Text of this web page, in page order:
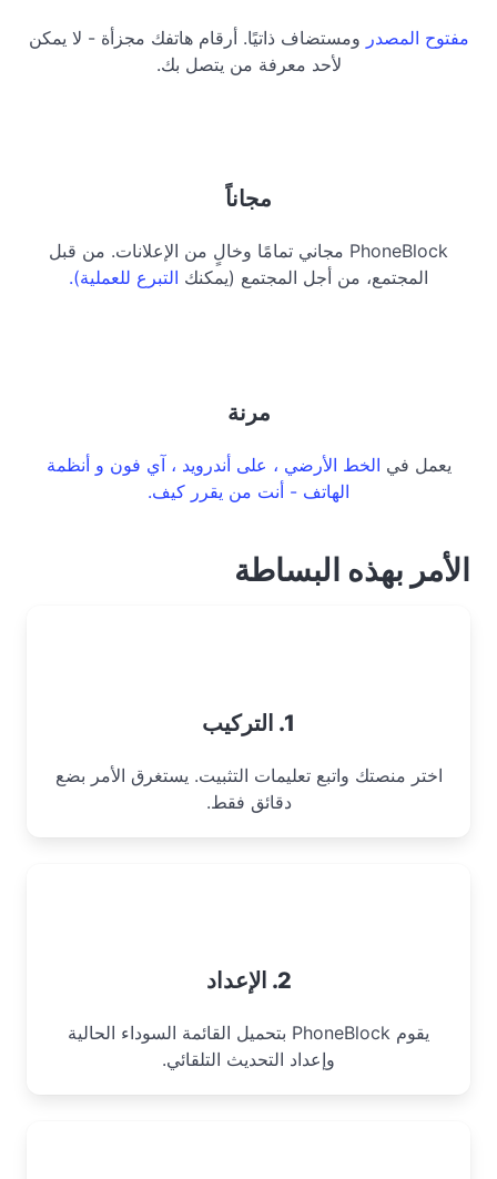
مفتوح المصدر ومستضاف ذاتيًا. أرقام هاتفك مجزأة - لا يمكن
لأحد معرفة من يتصل بك.
مجاناً
PhoneBlock مجاني تمامًا وخالٍ من الإعلانات. من قبل
المجتمع، من أجل المجتمع (يمكنك التبرع للعملية).
مرنة
يعمل في الخط الأرضي ، علىأندرويد ،آي فون وأنظمة
الهاتف - أنت من يقرر كيف.
الأمر بهذه البساطة
1. التركيب
اختر منصتك واتبع تعليمات التثبيت. يستغرق الأمر بضع
دقائق فقط.
2. الإعداد
يقوم PhoneBlock بتحميل القائمة السوداء الحالية
وإعداد التحديث التلقائي.